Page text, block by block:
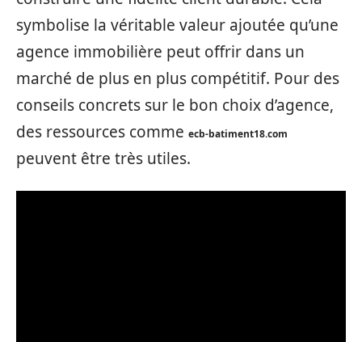
symbolise la véritable valeur ajoutée qu’une
agence immobilière peut offrir dans un
marché de plus en plus compétitif. Pour des
conseils concrets sur le bon choix d’agence,
des ressources comme ecb-batiment18.com
peuvent être très utiles.